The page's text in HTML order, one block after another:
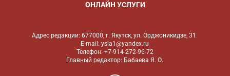
ОНЛАЙН УСЛУГИ
Адрес редакции: 677000, г. Якутск, ул. Орджоникидзе, 31.
E-mail: ysia1@yandex.ru
Телефон: +7-914-272-96-72
Главный редактор: Бабаева Я. О.